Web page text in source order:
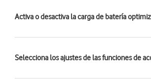
Activa o desactiva la carga de batería
Selecciona los ajustes de las funciones de